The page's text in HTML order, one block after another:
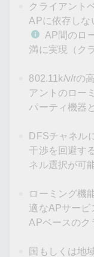
クライアント
APに依存しな
AP間のロ
満に実現（ク
802.11k/v/rの
アントのロー
パーティ機器
DFSチャネル
干渉を回避す
ネル選択が可
ローミング機
適なAPサービ
APベースのク
国もしくは地